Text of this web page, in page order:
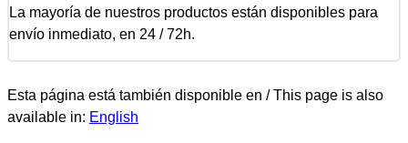
La mayoría de nuestros productos están disponibles para
envío inmediato, en 24 / 72h.
Esta página está también disponible en / This page is also
available in: English